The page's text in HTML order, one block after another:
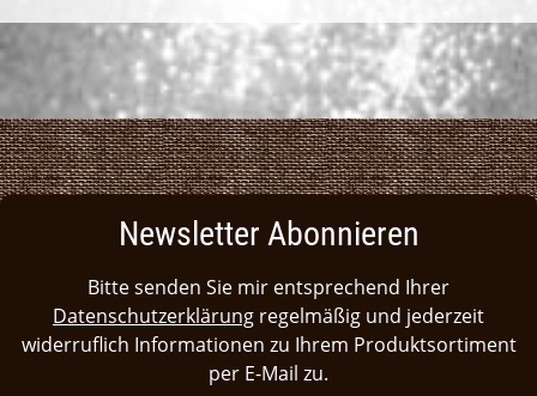
Newsletter Abonnieren
Bitte senden Sie mir entsprechend Ihrer
Datenschutzerklärung regelmäßig und jederzeit
widerruflich Informationen zu Ihrem Produktsortiment
per E-Mail zu.